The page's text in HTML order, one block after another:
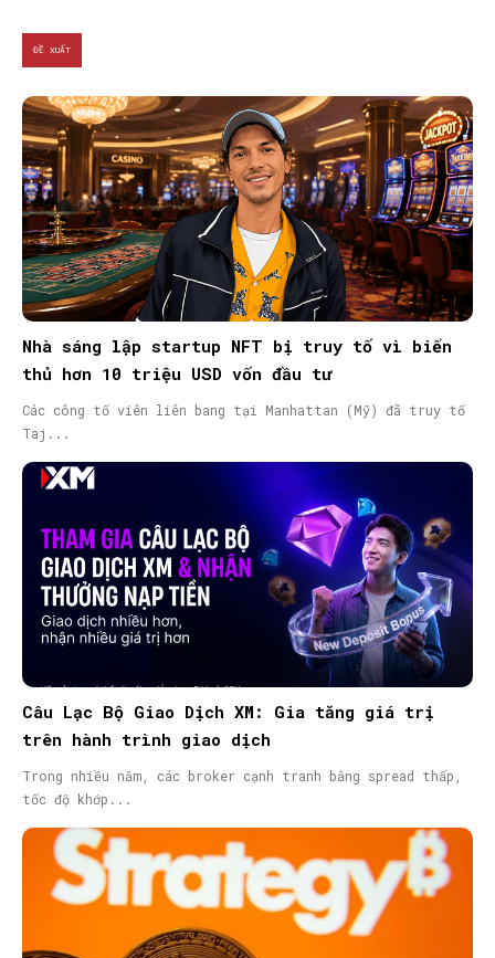
SEARCH...
ĐỀ XUẤT
Nhà sáng lập startup NFT bị truy tố vì biển
thủ hơn 10 triệu USD vốn đầu tư
Các công tố viên liên bang tại Manhattan (Mỹ) đã truy tố
Taj...
Câu Lạc Bộ Giao Dịch XM: Gia tăng giá trị
trên hành trình giao dịch
Trong nhiều năm, các broker cạnh tranh bằng spread thấp,
tốc độ khớp...